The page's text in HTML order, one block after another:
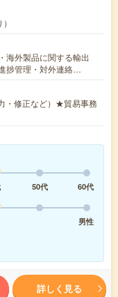
海外製品に関する輸出
捗管理・対外連絡…
修正など）★貿易事務
50代
60代
男性
詳しく見る